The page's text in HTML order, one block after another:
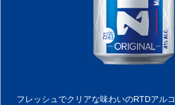
フレッシュでクリアな味わいのRTDアル